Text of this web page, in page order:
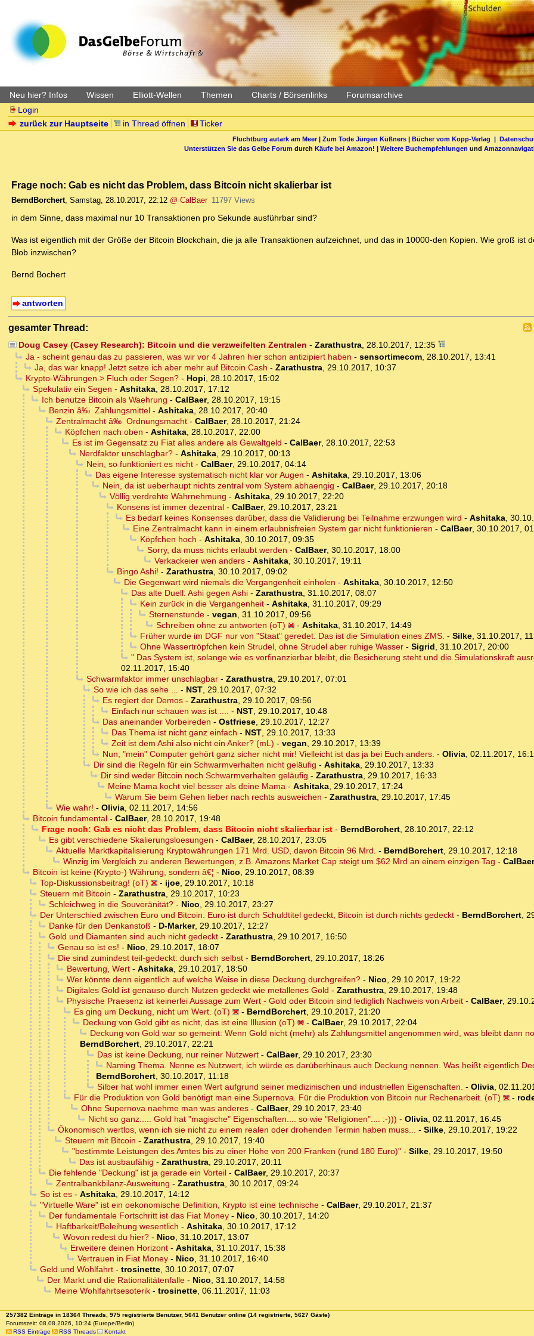
Neu hier? Infos Wissen Elliott-Wellen Themen Charts / Börsenlinks Forumsarchive
Login
zurück zur Hauptseite
in Thread öffnen Ticker
Fluchtburg autark am Meer| Zum Tode Jürgen Küßners| Bücher vom Kopp-Verlag |
Unterstützen Sie das Gelbe Forum durch Käufe bei Amazon! | Weitere Buchempfehlungen und
Frage noch: Gab es nicht das Problem, dass Bitcoin nicht skalierbar ist
BerndBorchert, Samstag, 28.10.2017, 22:12 @ CalBaer 11797 Views
in dem Sinne, dass maximal nur 10 Transaktionen pro Sekunde ausführbar sind?
Was ist eigentlich mit der Größe der Bitcoin Blockchain, die ja alle Transaktionen aufzeichnet, und das in 10000-den Kopien. Wie groß ist
Blob inzwischen?
Bernd Bochert
antworten
gesamter Thread:
Doug Casey (Casey Research): Bitcoin und die verzweifelten Zentralen - Zarathustra, 28.10.2017, 12:35
Ja - scheint genau das zu passieren, was wir vor 4 Jahren hier schon antizipiert haben - sensortimecom, 28.10.2017, 13:41
Ja, das war knapp! Jetzt setze ich aber mehr auf Bitcoin Cash - Zarathustra, 29.10.2017, 10:37
Krypto-Währungen > Fluch oder Segen?- Hopi, 28.10.2017, 15:02
Spekulativ ein Segen - Ashitaka, 28.10.2017, 17:12
Ich benutze Bitcoin als Waehrung - CalBaer, 28.10.2017, 19:15
Benzin â‰ Zahlungsmittel- Ashitaka, 28.10.2017, 20:40
Zentralmacht â‰ Ordnungsmacht- CalBaer, 28.10.2017, 21:24
Köpfchen nach oben - Ashitaka, 28.10.2017, 22:00
Es ist im Gegensatz zu Fiat alles andere als Gewaltgeld - CalBaer, 28.10.2017, 22:53
Nerdfaktor unschlagbar?- Ashitaka, 29.10.2017, 00:13
Nein, so funktioniert es nicht- CalBaer, 29.10.2017, 04:14
Das eigene Interesse systematisch nicht klar vor Augen - Ashitaka, 29.10.2017, 13:06
Nein, da ist ueberhaupt nichts zentral vom System abhaengig - CalBaer, 29.10.2017, 20:18
Völlig verdrehte Wahrnehmung - Ashitaka, 29.10.2017, 22:20
Konsens ist immer dezentral- CalBaer, 29.10.2017, 23:21
Es bedarf keines Konsenses darüber, dass die Validierung bei Teilnahme erzwungen wird - Ashitaka,
Eine Zentralmacht kann in einem erlaubnisfreien System gar nicht funktionieren - CalBaer, 30.10.2017,
Köpfchen hoch - Ashitaka, 30.10.2017, 09:35
Sorry, da muss nichts erlaubt werden - CalBaer, 30.10.2017, 18:00
Verkackeier wen anders- Ashitaka, 30.10.2017, 19:11
Bingo Ashi! - Zarathustra, 30.10.2017, 09:02
Die Gegenwart wird niemals die Vergangenheit einholen - Ashitaka, 30.10.2017, 12:50
Das alte Duell: Ashi gegen Ashi- Zarathustra, 31.10.2017, 08:07
Kein zurück in die Vergangenheit- Ashitaka, 31.10.2017, 09:29
Sternenstunde- vegan, 31.10.2017, 09:56
Schreiben ohne zu antworten (oT)
- Ashitaka, 31.10.2017, 14:49
Früher wurde im DGF nur von "Staat" geredet. Das ist die Simulation eines ZMS. - Silke, 31.10.2017,
Ohne Wassertröpfchen kein Strudel, ohne Strudel aber ruhige Wasser- Sigrid, 31.10.2017, 20:00
" Das System ist, solange wie es vorfinanzierbar bleibt, die Besicherung steht und die Simulationskraft
02.11.2017, 15:40
Schwarmfaktor immer unschlagbar- Zarathustra, 29.10.2017, 07:01
So wie ich das sehe ... - NST, 29.10.2017, 07:32
Es regiert der Demos- Zarathustra, 29.10.2017, 09:56
Einfach nur schauen was ist .... - NST, 29.10.2017, 10:48
Das aneinander Vorbeireden - Ostfriese, 29.10.2017, 12:27
Das Thema ist nicht ganz einfach - NST, 29.10.2017, 13:33
Zeit ist dem Ashi also nicht ein Anker? (mL) - vegan, 29.10.2017, 13:39
Nun, "mein" Computer gehört ganz sicher nicht mir! Vielleicht ist das ja bei Euch anders. - Olivia, 02.11.2017,
Dir sind die Regeln für ein Schwarmverhalten nicht geläufig - Ashitaka, 29.10.2017, 13:33
Dir sind weder Bitcoin noch Schwarmverhalten geläufig - Zarathustra, 29.10.2017, 16:33
Meine Mama kocht viel besser als deine Mama- Ashitaka, 29.10.2017, 17:24
Warum Sie beim Gehen lieber nach rechts ausweichen - Zarathustra, 29.10.2017, 17:45
Wie wahr! - Olivia, 02.11.2017, 14:56
Bitcoin fundamental- CalBaer, 28.10.2017, 19:48
Frage noch: Gab es nicht das Problem, dass Bitcoin nicht skalierbar ist- BerndBorchert, 28.10.2017, 22:12
Es gibt verschiedene Skalierungsloesungen - CalBaer, 28.10.2017, 23:05
Aktuelle Marktkapitalisierung Kryptowährungen 171 Mrd. USD, davon Bitcoin 96 Mrd. - BerndBorchert, 29.10.2017, 12:18
Winzig im Vergleich zu anderen Bewertungen, z.B. Amazons Market Cap steigt um $62 Mrd an einem einzigen Tag - CalBaer
Bitcoin ist keine (Krypto-) Währung, sondern â€¦ - Nico, 29.10.2017, 08:39
Top-Diskussionsbeitrag! (oT)
- ijoe, 29.10.2017, 10:18
Steuern mit Bitcoin - Zarathustra, 29.10.2017, 10:23
Schleichweg in die Souveränität?- Nico, 29.10.2017, 23:27
Der Unterschied zwischen Euro und Bitcoin: Euro ist durch Schuldtitel gedeckt, Bitcoin ist durch nichts gedeckt- BerndBorchert,
Danke für den Denkanstoß - D-Marker, 29.10.2017, 12:27
Gold und Diamanten sind auch nicht gedeckt- Zarathustra, 29.10.2017, 16:50
Genau so ist es! - Nico, 29.10.2017, 18:07
Die sind zumindest teil-gedeckt: durch sich selbst- BerndBorchert, 29.10.2017, 18:26
Bewertung, Wert- Ashitaka, 29.10.2017, 18:50
Wer könnte denn eigentlich auf welche Weise in diese Deckung durchgreifen?- Nico, 29.10.2017, 19:22
Digitales Gold ist genauso durch Nutzen gedeckt wie metallenes Gold - Zarathustra, 29.10.2017, 19:48
Physische Praesenz ist keinerlei Aussage zum Wert - Gold oder Bitcoin sind lediglich Nachweis von Arbeit- CalBaer,
Es ging um Deckung, nicht um Wert. (oT)
- BerndBorchert, 29.10.2017, 21:20
Deckung von Gold gibt es nicht, das ist eine Illusion (oT)
- CalBaer, 29.10.2017, 22:04
Deckung von Gold war so gemeint: Wenn Gold nicht (mehr) als Zahlungsmittel angenommen wird, was bleibt dann
BerndBorchert, 29.10.2017, 22:21
Das ist keine Deckung, nur reiner Nutzwert- CalBaer, 29.10.2017, 23:30
Naming Thema. Nenne es Nutzwert, ich würde es darüberhinaus auch Deckung nennen. Was heißt eigentlich
BerndBorchert, 30.10.2017, 11:18
Silber hat wohl immer einen Wert aufgrund seiner medizinischen und industriellen Eigenschaften. - Olivia,
Für die Produktion von Gold benötigt man eine Supernova. Für die Produktion von Bitcoin nur Rechenarbeit. (oT)
-
Ohne Supernova naehme man was anderes- CalBaer, 29.10.2017, 23:40
Nicht so ganz..... Gold hat "magische" Eigenschaften.... so wie "Religionen".... :-))) - Olivia, 02.11.2017, 16:45
Ökonomisch wertlos, wenn ich sie nicht zu einem realen oder drohenden Termin haben muss... - Silke, 29.10.2017, 19:22
Steuern mit Bitcoin - Zarathustra, 29.10.2017, 19:40
"bestimmte Leistungen des Amtes bis zu einer Höhe von 200 Franken (rund 180 Euro)"- Silke, 29.10.2017, 19:50
Das ist ausbaufähig - Zarathustra, 29.10.2017, 20:11
Die fehlende "Deckung" ist ja gerade ein Vorteil- CalBaer, 29.10.2017, 20:37
Zentralbankbilanz-Ausweitung - Zarathustra, 30.10.2017, 09:24
So ist es- Ashitaka, 29.10.2017, 14:12
"Virtuelle Ware" ist ein oekonomische Definition, Krypto ist eine technische- CalBaer, 29.10.2017, 21:37
Der fundamentale Fortschritt ist das Fiat Money- Nico, 30.10.2017, 14:20
Haftbarkeit/Beleihung wesentlich - Ashitaka, 30.10.2017, 17:12
Wovon redest du hier?- Nico, 31.10.2017, 13:07
Erweitere deinen Horizont- Ashitaka, 31.10.2017, 15:38
Vertrauen in Fiat Money- Nico, 31.10.2017, 16:40
Geld und Wohlfahrt- trosinette, 30.10.2017, 07:07
Der Markt und die Rationalitätenfalle- Nico, 31.10.2017, 14:58
Meine Wohlfahrtsesoterik- trosinette, 06.11.2017, 11:03
257382 Einträge in 18364 Threads, 975 registrierte Benutzer, 5641 Benutzer online (14 registrierte, 5627 Gäste)
Forumszeit: 08.08.2026, 10:24 (Europe/Berlin)
RSS Einträge
RSS Threads Kontakt